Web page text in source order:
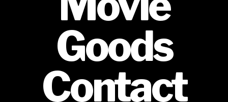
Goods
Contact